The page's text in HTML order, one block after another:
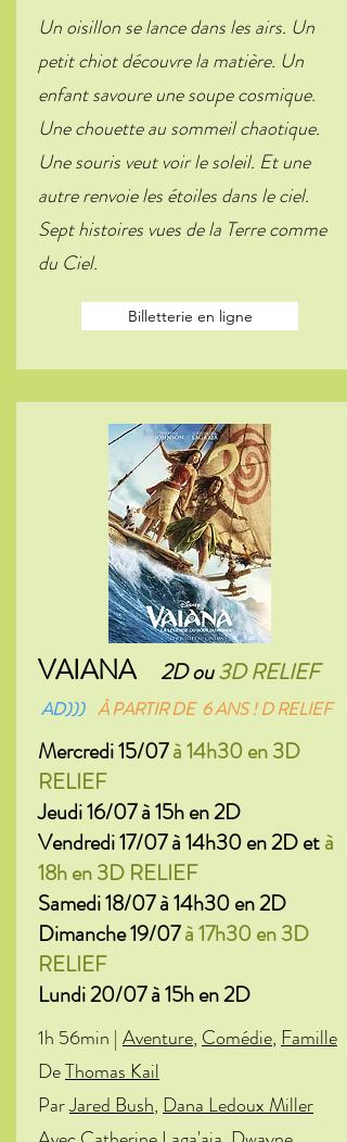
Un oisillon se lance dans les airs. Un
petit chiot découvre la matière. Un
enfant savoure une soupe cosmique.
Une chouette au sommeil chaotique.
Une souris veut voir le soleil. Et une
autre renvoie les étoiles dans le ciel.
Sept histoires vues de la Terre comme
du Ciel.
Billetterie en ligne
VAIANA 2D ou3D RELIEF
AD))) À PARTIR DE 6 ANS ! D RELIEF
Mercredi 15/07à 14h30 en 3D
RELIEF
Jeudi 16/07 à 15h en 2D
Vendredi 17/07 à 14h30 en 2D età
18h en 3D RELIEF
Samedi 18/07 à 14h30 en 2D
Dimanche 19/07à 17h30 en 3D
RELIEF
Lundi 20/07 à 15h en 2D
1h 56min | Aventure, Comédie, Famille
DeThomas Kail
ParJared Bush, Dana Ledoux Miller